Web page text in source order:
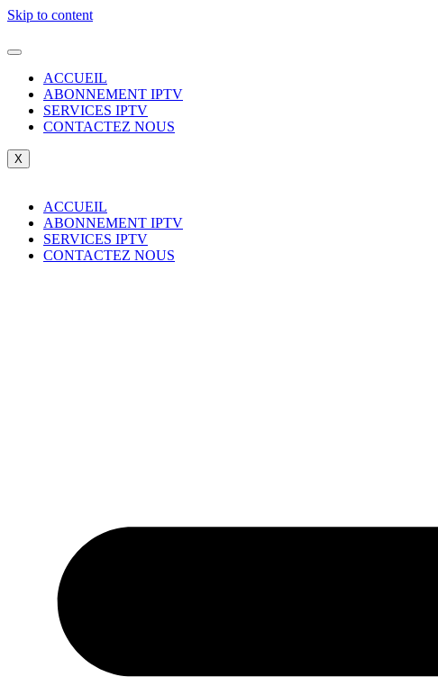
Skip to content
ACCUEIL
ABONNEMENT IPTV
SERVICES IPTV
CONTACTEZ NOUS
X
ACCUEIL
ABONNEMENT IPTV
SERVICES IPTV
CONTACTEZ NOUS